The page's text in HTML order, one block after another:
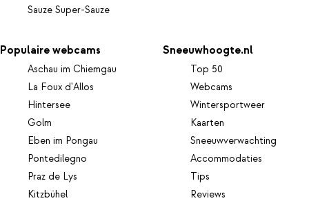
Sauze Super-Sauze
Populaire webcams
Aschau im Chiemgau
La Foux d'Allos
Hintersee
Golm
Eben im Pongau
Pontedilegno
Praz de Lys
Kitzbühel
Sneeuwhoogte.nl
Top 50
Webcams
Wintersportweer
Kaarten
Sneeuwverwachting
Accommodaties
Tips
Reviews